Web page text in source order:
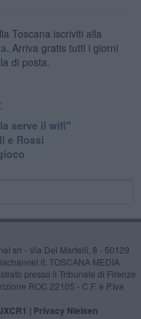
Toscana iscriviti alla
Arriva gratis tutti i giorni
di posta.
serve il wifi"
e Rossi
srl - Via Dei Martelli, 8 - 50129
TOSCANA MEDIA
presso il Tribunale di Firenze
ROC 22105 - C.F. e P.Iva
| Privacy Nielsen